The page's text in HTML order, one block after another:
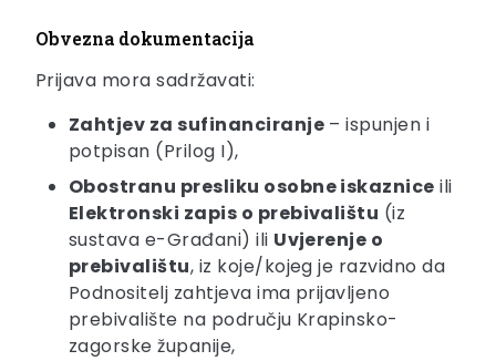
Obvezna dokumentacija
Prijava mora sadržavati:
Zahtjev za sufinanciranje – ispunjen i
potpisan (Prilog I),
Obostranu presliku osobne iskaznice ili
Elektronski zapis o prebivalištu (iz
sustava e-Građani) ili Uvjerenje o
prebivalištu, iz koje/kojeg je razvidno da
Podnositelj zahtjeva ima prijavljeno
prebivalište na području Krapinsko-
zagorske županije,